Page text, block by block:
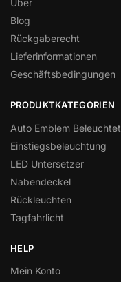
Über
Blog
Rückgaberecht
Lieferinformationen
Geschäftsbedingungen
PRODUKTKATEGORIEN
Auto Emblem Beleuchtet
Einstiegsbeleuchtung
LED Untersetzer
Nabendeckel
Rückleuchten
Tagfahrlicht
HELP
Mein Konto